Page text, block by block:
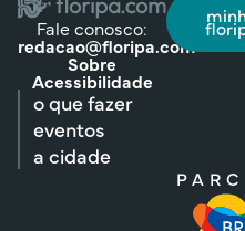
Fale conosco:
redacao@floripa.com
Sobre
Acessibilidade
o que fazer
eventos
a cidade